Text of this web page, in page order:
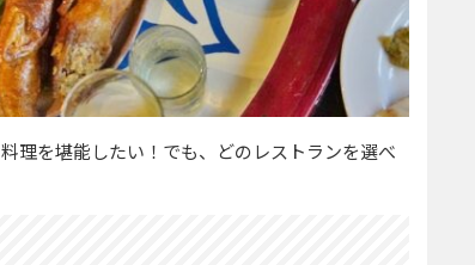
理を堪能したい！でも、どのレストランを選べ